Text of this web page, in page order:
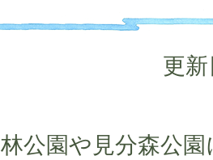
更
公園や見分森公